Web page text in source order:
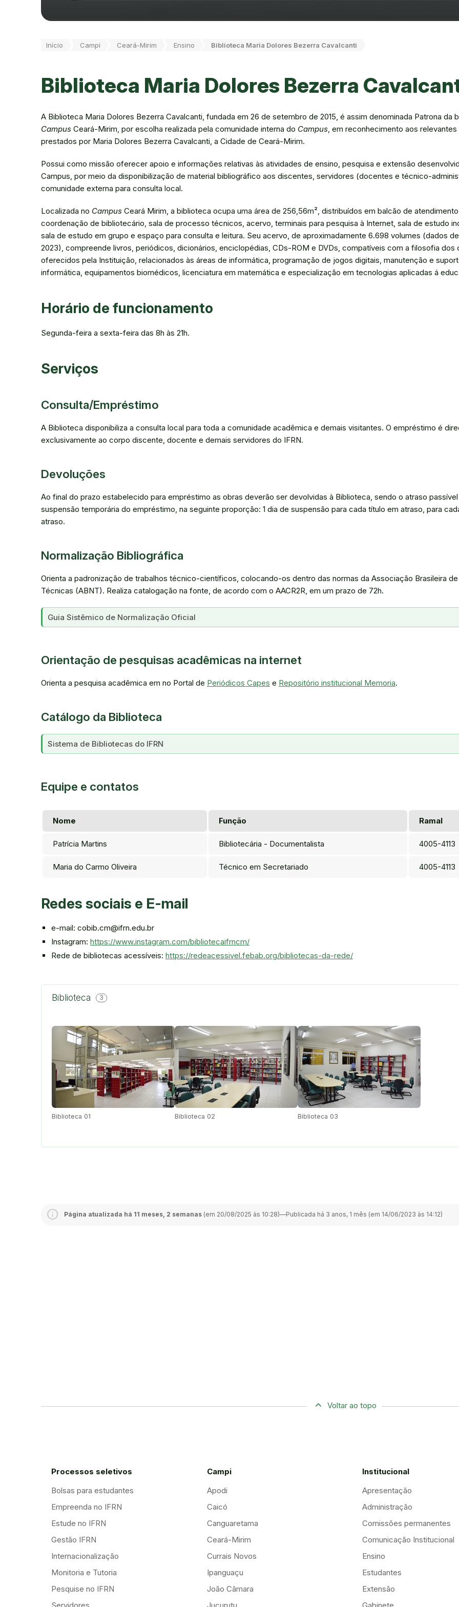
Você está aqui:
Início Campi Ceará-Mirim Ensino Biblioteca Maria Dolores Bezerra Cavalcanti
Biblioteca Maria Dolores Bezerra
A Biblioteca Maria Dolores Bezerra Cavalcanti, fundada em 26 de setembro de 2015, é assim denominada Patrona da
Campus Ceará-Mirim, por escolha realizada pela comunidade interna do Campus, em reconhecimento aos
prestados por Maria Dolores Bezerra Cavalcanti, a Cidade de Ceará-Mirim.
Possui como missão oferecer apoio e informações relativas às atividades de ensino, pesquisa e extensão
Campus, por meio da disponibilização de material bibliográfico aos discentes, servidores (docentes e técnico-
comunidade externa para consulta local.
Localizada no Campus Ceará Mirim, a biblioteca ocupa uma área de 256,56m², distribuídos em balcão de
coordenação de bibliotecário, sala de processo técnicos, acervo, terminais para pesquisa à Internet, sala de estudo
sala de estudo em grupo e espaço para consulta e leitura. Seu acervo, de aproximadamente 6.698 volumes (dados
2023), compreende livros, periódicos, dicionários, enciclopédias, CDs-ROM e DVDs, compatíveis com a filosofia dos
oferecidos pela Instituição, relacionados às áreas de informática, programação de jogos digitais, manutenção e
informática, equipamentos biomédicos, licenciatura em matemática e especialização em tecnologias aplicadas á
Horário de funcionamento
Segunda-feira a sexta-feira das 8h às 21h.
Serviços
Consulta/Empréstimo
A Biblioteca disponibiliza a consulta local para toda a comunidade acadêmica e demais visitantes. O empréstimo é
exclusivamente ao corpo discente, docente e demais servidores do IFRN.
Devoluções
Ao final do prazo estabelecido para empréstimo as obras deverão ser devolvidas à Biblioteca, sendo o atraso
suspensão temporária do empréstimo, na seguinte proporção: 1 dia de suspensão para cada título em atraso, para
atraso.
Normalização Bibliográfica
Orienta a padronização de trabalhos técnico-científicos, colocando-os dentro das normas da Associação Brasileira
Técnicas (ABNT). Realiza catalogação na fonte, de acordo com o AACR2R, em um prazo de 72h.
Guia Sistêmico de Normalização Oficial
Orientação de pesquisas acadêmicas na internet
Orienta a pesquisa acadêmica em no Portal de Periódicos Capes e Repositório institucional Memoria.
Catálogo da Biblioteca
Sistema de Bibliotecas do IFRN
Equipe e contatos
Nome Função Ramal
Patrícia Martins Bibliotecária - Documentalista 4005-4113
Maria do Carmo Oliveira Técnico em Secretariado 4005-4113
Redes sociais e E-mail
e-mail: cobib.cm@ifrn.edu.br
Instagram: https://www.instagram.com/bibliotecaifrncm/
Rede de bibliotecas acessíveis: https://redeacessivel.febab.org/bibliotecas-da-rede/
Biblioteca 3
Biblioteca 01 Biblioteca 02 Biblioteca 03
Página atualizada há 11 meses, 2 semanas (em 20/08/2025 às 10:28)—Publicada há 3 anos, 1 mês (em 14/06/2023 às 14:12)
Voltar ao topo
Processos seletivos
Bolsas para estudantes
Empreenda no IFRN
Estude no IFRN
Gestão IFRN
Internacionalização
Monitoria e Tutoria
Pesquise no IFRN
Campi
Apodi
Caicó
Canguaretama
Ceará-Mirim
Currais Novos
Ipanguaçu
João Câmara
Institucional
Apresentação
Administração
Comissões permanentes
Comunicação Institucional
Ensino
Estudantes
Extensão